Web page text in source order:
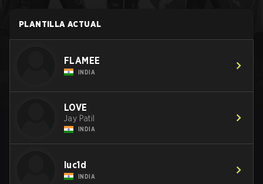
PLANTILLA ACTUAL
FLAMEE
INDIA
LOVE
Jay Patil
INDIA
luc1d
INDIA